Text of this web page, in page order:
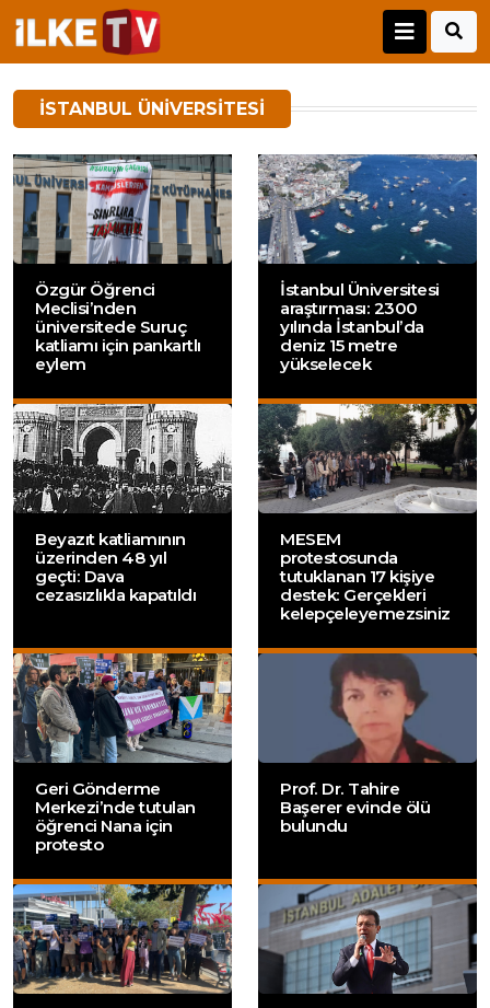
İSTANBUL ÜNIVERSITESI
Özgür Öğrenci
Meclisi’nden
üniversitede Suruç
katliamı için pankartlı
eylem
İstanbul Üniversitesi
araştırması: 2300
yılında İstanbul’da
deniz 15 metre
yükselecek
Beyazıt katliamının
üzerinden 48 yıl
geçti: Dava
cezasızlıkla kapatıldı
MESEM
protestosunda
tutuklanan 17 kişiye
destek: Gerçekleri
kelepçeleyemezsiniz
Geri Gönderme
Merkezi’nde tutulan
öğrenci Nana için
protesto
Prof. Dr. Tahire
Başerer evinde ölü
bulundu